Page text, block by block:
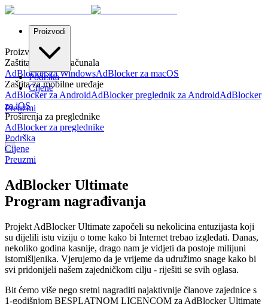
Proizvodi
Podrška
Cijene
Preuzmi
Proizvodi
Zaštita za stolna računala
AdBlocker za WindowsAdBlocker za macOS
Zaštita za mobilne uređaje
AdBlocker za AndroidAdBlocker preglednik za AndroidAdBlocker
za iOS
Proširenja za preglednike
AdBlocker za preglednike
Podrška
Cijene
Preuzmi
AdBlocker Ultimate
Program nagrađivanja
Projekt AdBlocker Ultimate započeli su nekolicina entuzijasta koji
su dijelili istu viziju o tome kako bi Internet trebao izgledati. Danas,
nekoliko godina kasnije, drago nam je vidjeti da postoje milijuni
istomišljenika. Vjerujemo da je vrijeme da udružimo snage kako bi
svi pridonijeli našem zajedničkom cilju - riješiti se svih oglasa.
Bit ćemo više nego sretni nagraditi najaktivnije članove zajednice s
1-godišnjom BESPLATNOM LICENCOM za AdBlocker Ultimate